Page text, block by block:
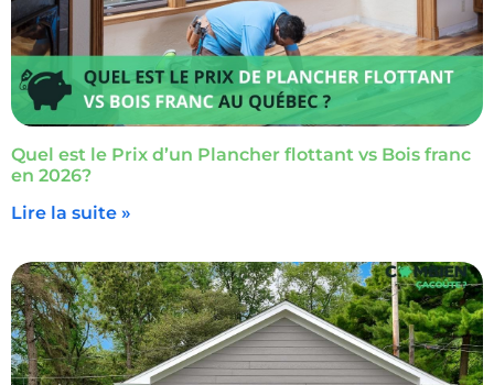
Quel est le Prix d’un Plancher flottant vs Bois franc
en 2026?
Lire la suite »